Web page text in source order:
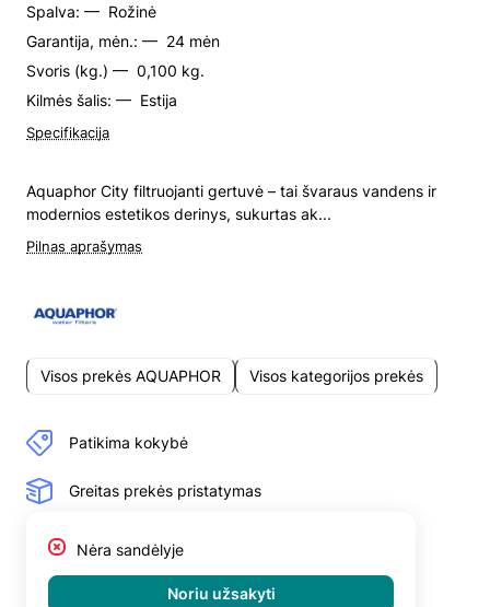
Spalva: — Rožinė
Garantija, mėn.: — 24 mėn
Svoris (kg.) — 0,100 kg.
Kilmės šalis: — Estija
Specifikacija
Aquaphor City filtruojanti gertuvė – tai švaraus vandens ir
modernios estetikos derinys, sukurtas ak...
Pilnas aprašymas
Visos prekės AQUAPHOR Visos kategorijos prekės
Patikima kokybė
Greitas prekės pristatymas
Nėra sandėlyje
Noriu užsakyti